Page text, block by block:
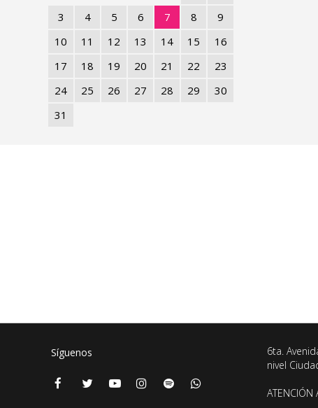
3
4 5 6 7 8
9
10
11 12 13 14 15
16
17
18 19 20 21 22
23
24
25 26 27 28 29
30
31
Síguenos
6ta.
nivel